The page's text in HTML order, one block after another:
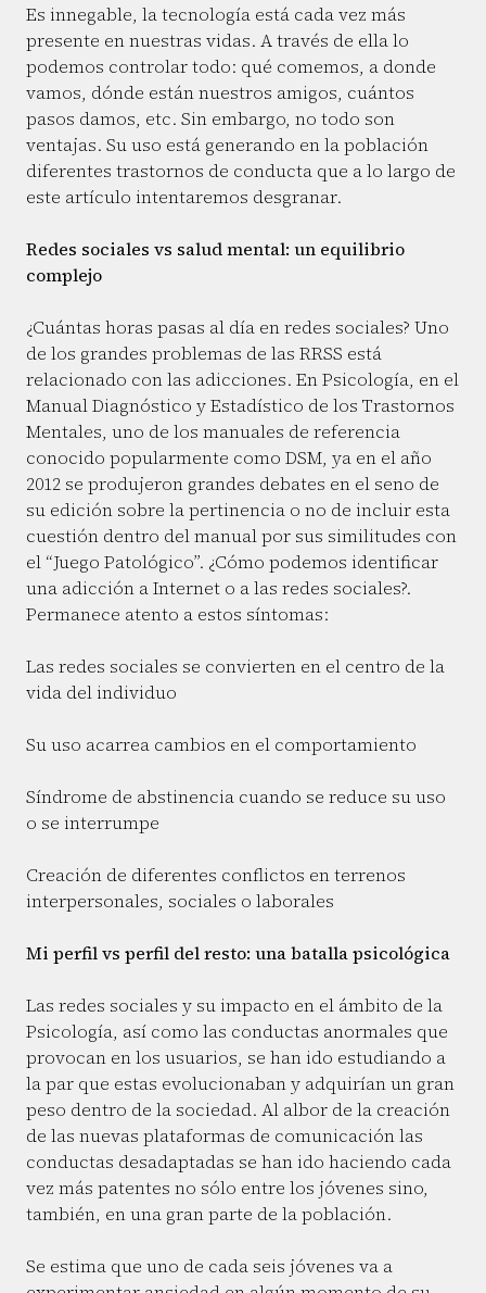
Es innegable, la tecnología está cada vez más
presente en nuestras vidas. A través de ella lo
podemos controlar todo: qué comemos, a donde
vamos, dónde están nuestros amigos, cuántos
pasos damos, etc. Sin embargo, no todo son
ventajas. Su uso está generando en la población
diferentes trastornos de conducta que a lo largo de
este artículo intentaremos desgranar.
Redes sociales vs salud mental: un equilibrio
complejo
¿Cuántas horas pasas al día en redes sociales? Uno
de los grandes problemas de las RRSS está
relacionado con las adicciones. En Psicología, en el
Manual Diagnóstico y Estadístico de los Trastornos
Mentales, uno de los manuales de referencia
conocido popularmente como DSM, ya en el año
2012 se produjeron grandes debates en el seno de
su edición sobre la pertinencia o no de incluir esta
cuestión dentro del manual por sus similitudes con
el “Juego Patológico”. ¿Cómo podemos identificar
una adicción a Internet o a las redes sociales?.
Permanece atento a estos síntomas:
Las redes sociales se convierten en el centro de la
vida del individuo
Su uso acarrea cambios en el comportamiento
Síndrome de abstinencia cuando se reduce su uso
o se interrumpe
Creación de diferentes conflictos en terrenos
interpersonales, sociales o laborales
Mi perfil vs perfil del resto: una batalla psicológica
Las redes sociales y su impacto en el ámbito de la
Psicología, así como las conductas anormales que
provocan en los usuarios, se han ido estudiando a
la par que estas evolucionaban y adquirían un gran
peso dentro de la sociedad. Al albor de la creación
de las nuevas plataformas de comunicación las
conductas desadaptadas se han ido haciendo cada
vez más patentes no sólo entre los jóvenes sino,
también, en una gran parte de la población.
Se estima que uno de cada seis jóvenes va a